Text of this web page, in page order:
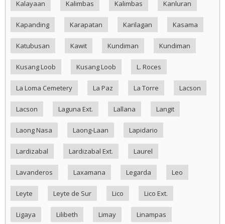
Kalayaan Kalimbas Kalimbas Kanluran
Kapanding Karapatan Karilagan Kasama
Katubusan Kawit Kundiman Kundiman
Kusang Loob Kusang Loob L. Roces
La Loma Cemetery La Paz La Torre Lacson
Lacson Laguna Ext. Lallana Langit
Laong Nasa Laong-Laan Lapidario
Lardizabal Lardizabal Ext. Laurel
Lavanderos Laxamana Legarda Leo
Leyte Leyte de Sur Lico Lico Ext.
Ligaya Lilibeth Limay Linampas